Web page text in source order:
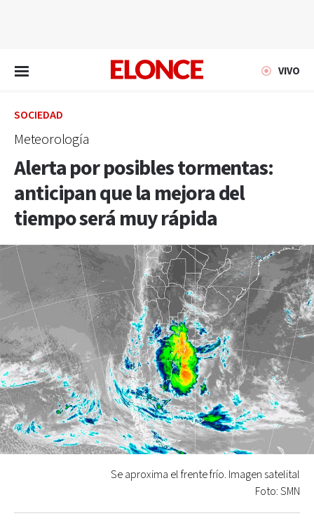
VIVO
SOCIEDAD
Meteorología
Alerta por posibles tormentas:
anticipan que la mejora del
tiempo será muy rápida
Se aproxima el frente frío. Imagen satelital
Foto: SMN